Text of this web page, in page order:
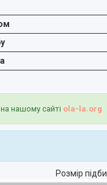
нашому сайті ola-la.org
Розмір